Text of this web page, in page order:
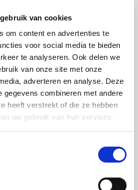
van cookies
om content en advertenties te
voor social media te bieden
te analyseren. Ook delen we
van onze site met onze
adverteren en analyse. Deze
gegevens combineren met andere
heeft verstrekt of die ze hebben
uw gebruik van hun services.
Schiesser Interhome
Lufthansa